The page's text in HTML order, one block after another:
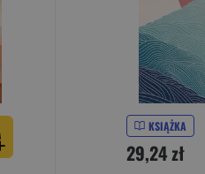
KSIĄŻKA
29,24 zł